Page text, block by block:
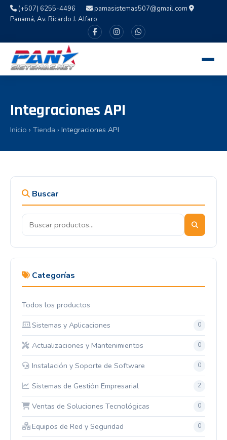
(+507) 6255-4496
pamasistemas507@gmail.com
Panamá, Av. Ricardo J. Alfaro
Integraciones API
Inicio › Tienda › Integraciones API
Buscar
Categorías
Todos los productos
Sistemas y Aplicaciones
0
Actualizaciones y Mantenimientos 0
Instalación y Soporte de Software 0
Sistemas de Gestión Empresarial 2
Ventas de Soluciones Tecnológicas 0
Equipos de Red y Seguridad 0